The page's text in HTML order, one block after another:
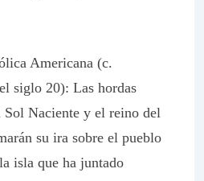
Americana (c.
siglo 20): Las hordas
Sol Naciente y el reino del
su ira sobre el pueblo
isla que ha juntado